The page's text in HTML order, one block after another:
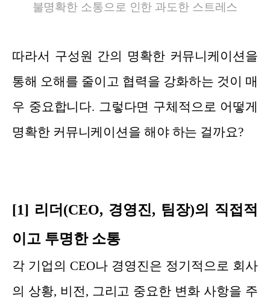
불명확한 소통으로 인한 과도한 스트레스
따라서 구성원 간의 명확한 커뮤니케이션을
통해 오해를 줄이고 협력을 강화하는 것이 매
우 중요합니다. 그렇다면 구체적으로 어떻게
명확한 커뮤니케이션을 해야 하는 걸까요?
[1] 리더(CEO, 경영진, 팀장)의 직접적
이고 투명한 소통
각 기업의 CEO나 경영진은 정기적으로 회사
의 상황, 비전, 그리고 중요한 변화 사항을 주